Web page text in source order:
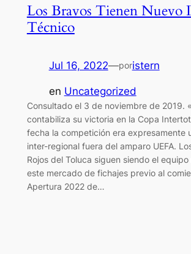
Los Bravos Tienen Nuevo
Técnico
Jul 16, 2022—poristern
en Uncategorized
Consultado el 3 de noviembre de 2019.
contabiliza su victoria en la Copa
fecha la competición era expresamente
inter-regional fuera del amparo UEFA.
Rojos del Toluca siguen siendo el
este mercado de fichajes previo al
Apertura 2022 de…